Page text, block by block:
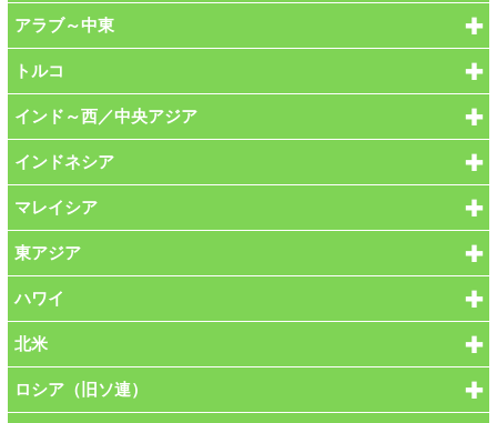
アラブ～中東
トルコ
インド～西／中央アジア
インドネシア
マレイシア
東アジア
ハワイ
北米
ロシア（旧ソ連）